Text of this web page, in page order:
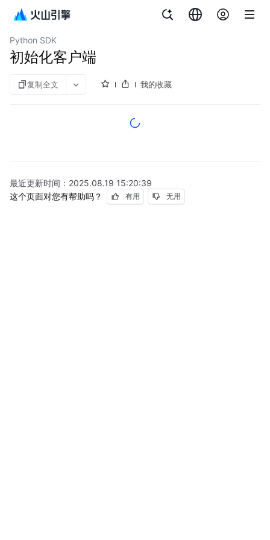
大数据文件存储
Python SDK
初始化客户端
复制全文 我的收藏
最近更新时间： 2025.08.19 15:20:39
这个页面对您有帮助吗？
有用 无用